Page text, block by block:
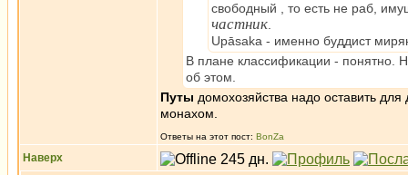
свободный , то есть не раб,
частник
Upāsaka - именно буддист
В плане классификации - понятно.
об этом.
Путы домохозяйства надо оставить
монахом.
Ответы на этот пост: BonZa
Наверх